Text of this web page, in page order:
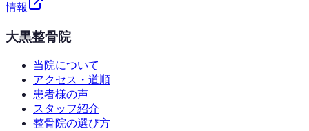
情報
大黒整骨院
当院について
アクセス・道順
患者様の声
スタッフ紹介
整骨院の選び方